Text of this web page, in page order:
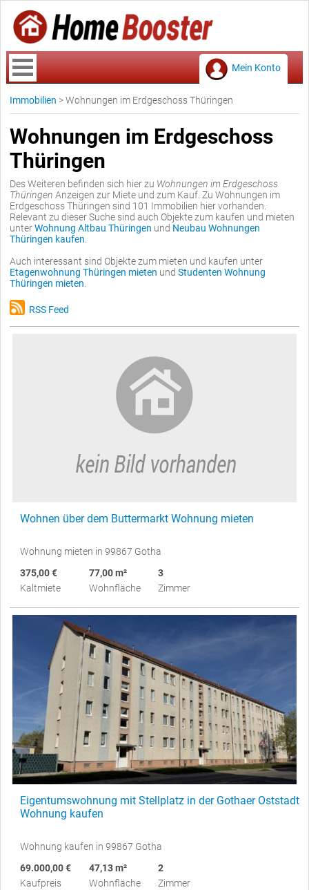
Mein Konto
Immobilien >Wohnungen im Erdgeschoss Thüringen
Wohnungen im Erdgeschoss
Thüringen
Des Weiteren befinden sich hier zu Wohnungen im Erdgeschoss
Thüringen Anzeigen zur Miete und zum Kauf. Zu Wohnungen im
Erdgeschoss Thüringen sind 101 Immobilien hier vorhanden.
Relevant zu dieser Suche sind auch Objekte zum kaufen und mieten
unterWohnung Altbau Thüringen und Neubau Wohnungen
Thüringen kaufen
Auch interessant sind Objekte zum mieten und kaufen unter
Etagenwohnung Thüringen mieten und Studenten Wohnung
Thüringen mieten
RSS Feed
Wohnen über dem Buttermarkt Wohnung mieten
Wohnung mieten in 99867 Gotha
375,00 €
Kaltmiete
77,00 m²
Wohnfläche
3
Zimmer
Eigentumswohnung mit Stellplatz in der Gothaer Oststadt
Wohnung kaufen
Wohnung kaufen in 99867 Gotha
69.000,00 €
Kaufpreis
47,13 m²
Wohnfläche
2
Zimmer